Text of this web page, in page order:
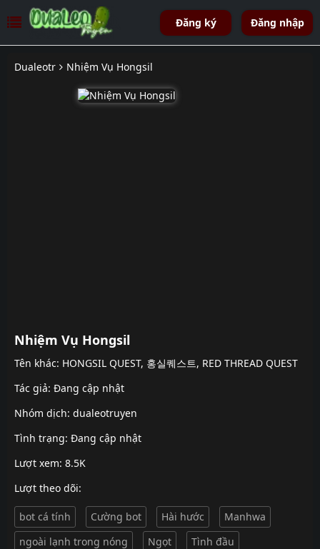
Đăng ký Đăng nhập
Dualeotr Nhiệm Vụ Hongsil
Nhiệm Vụ Hongsil
Tên khác: HONGSIL QUEST, 홍실퀘스트, RED THREAD QUEST
Tác giả: Đang cập nhật
Nhóm dịch: dualeotruyen
Tình trạng: Đang cập nhật
Lượt xem: 8.5K
Lượt theo dõi:
bot cá tính Cường bot Hài hước
Manhwa
ngoài lạnh trong nóng
Ngọt
Tình đầu